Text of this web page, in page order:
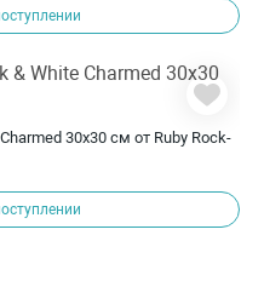
30х30 см от Ruby Rock-